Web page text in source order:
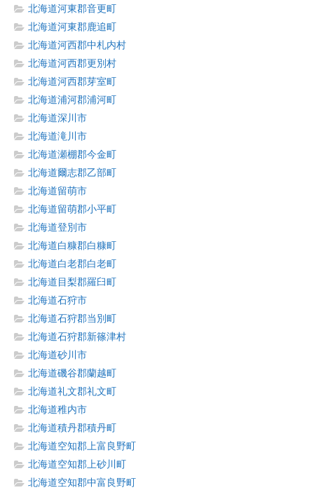
北海道河東郡音更町
北海道河東郡鹿追町
北海道河西郡中札内村
北海道河西郡更別村
北海道河西郡芽室町
北海道浦河郡浦河町
北海道深川市
北海道滝川市
北海道瀬棚郡今金町
北海道爾志郡乙部町
北海道留萌市
北海道留萌郡小平町
北海道登別市
北海道白糠郡白糠町
北海道白老郡白老町
北海道目梨郡羅臼町
北海道石狩市
北海道石狩郡当別町
北海道石狩郡新篠津村
北海道砂川市
北海道磯谷郡蘭越町
北海道礼文郡礼文町
北海道稚内市
北海道積丹郡積丹町
北海道空知郡上富良野町
北海道空知郡上砂川町
北海道空知郡中富良野町